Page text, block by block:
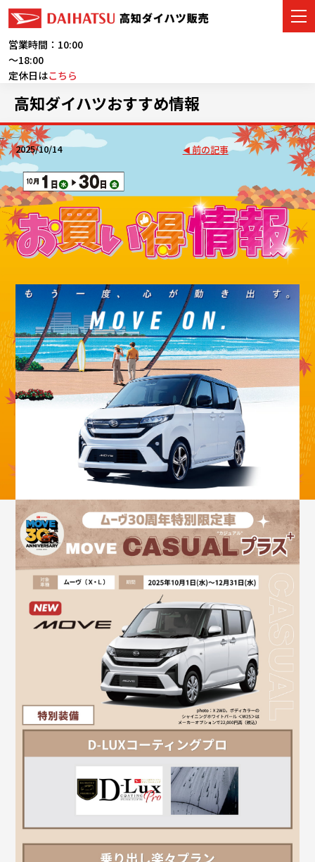
営業時間：10:00
～18:00
定休日はこちら
車をさがす
展示車・試乗車
ご購入者サポート
アフターサービス
会社情報
採用情報
カタ
リコ
お問
高知ダイハツおすすめ情報
2025/10/14 前の記事